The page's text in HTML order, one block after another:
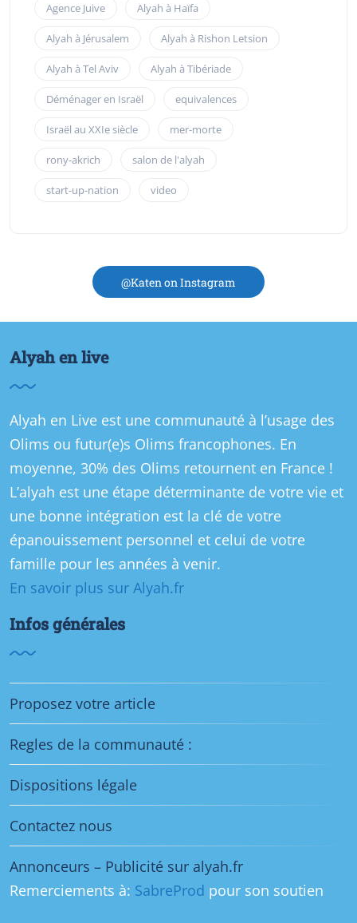
Agence Juive Alyah à Haïfa
Alyah à Jérusalem Alyah à Rishon Letsion
Alyah à Tel Aviv Alyah à Tibériade
Déménager en Israël equivalences
Israël au XXIe siècle mer-morte
rony-akrich salon de l'alyah
start-up-nation video
@Katen on Instagram
Alyah en live
Alyah en Live est une communauté à l’usage des
Olims ou futur(e)s Olims francophones. En
moyenne, 30% des Olims retournent en France !
L’alyah est une étape déterminante de votre vie et
une bonne intégration est la clé de votre
épanouissement personnel et celui de votre
famille pour les années à venir.
En savoir plus sur Alyah.fr
Infos générales
Proposez votre article
Regles de la communauté :
Dispositions légale
Contactez nous
Annonceurs – Publicité sur alyah.fr
Remerciements à: SabreProd pour son soutien